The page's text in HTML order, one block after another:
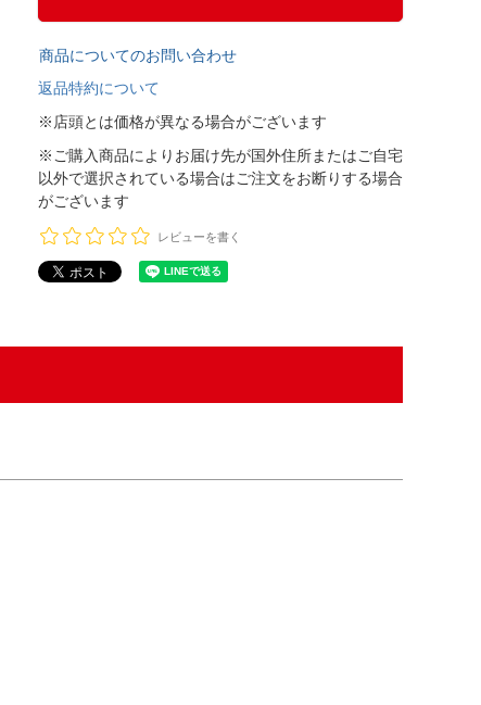
商品についてのお問い合わせ
返品特約について
※店頭とは価格が異なる場合がございます
※ご購入商品によりお届け先が国外住所またはご自宅
以外で選択されている場合はご注文をお断りする場合
がございます
レビューを書く